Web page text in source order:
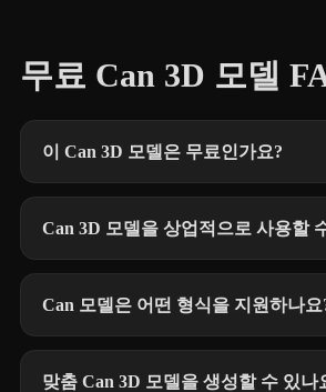
무료 Can 3D 모델
이 Can 3D 모델은 무료인가요?
Can 3D 모델을 상업적으로 사용할
Can 모델은 어떤 형식을 지원하나요
맞춤 Can 3D 모델을 생성할 수 있나